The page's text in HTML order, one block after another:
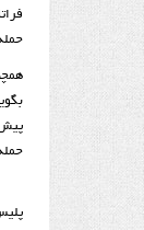
پیش از